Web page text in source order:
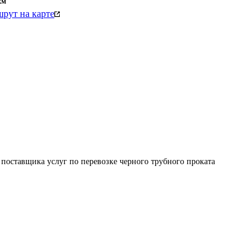
на карте
услуг по перевозке черного трубного проката